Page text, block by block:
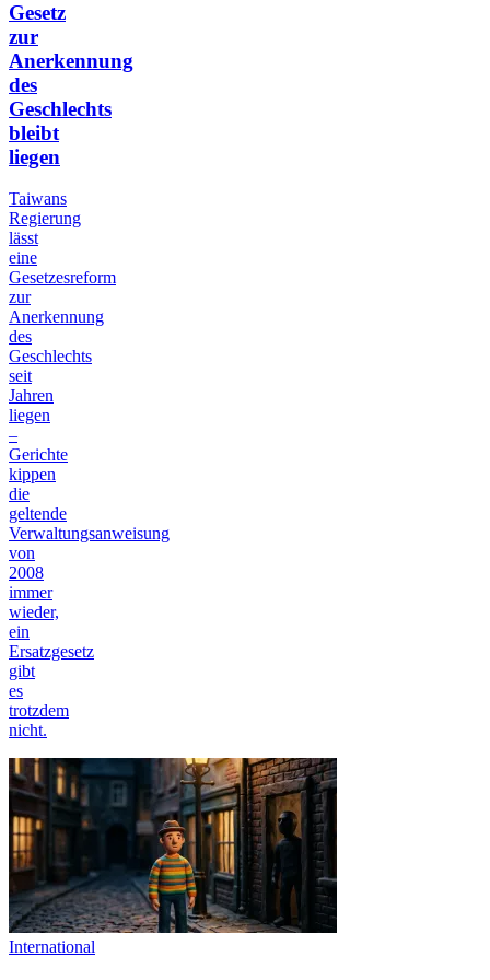
Gesetz
zur
Anerkennung
des
Geschlechts
bleibt
liegen
Taiwans
Regierung
lässt
eine
Gesetzesreform
zur
Anerkennung
des
Geschlechts
seit
Jahren
liegen
–
Gerichte
kippen
die
geltende
Verwaltungsanweisung
von
2008
immer
wieder,
ein
Ersatzgesetz
gibt
es
trotzdem
nicht.
International